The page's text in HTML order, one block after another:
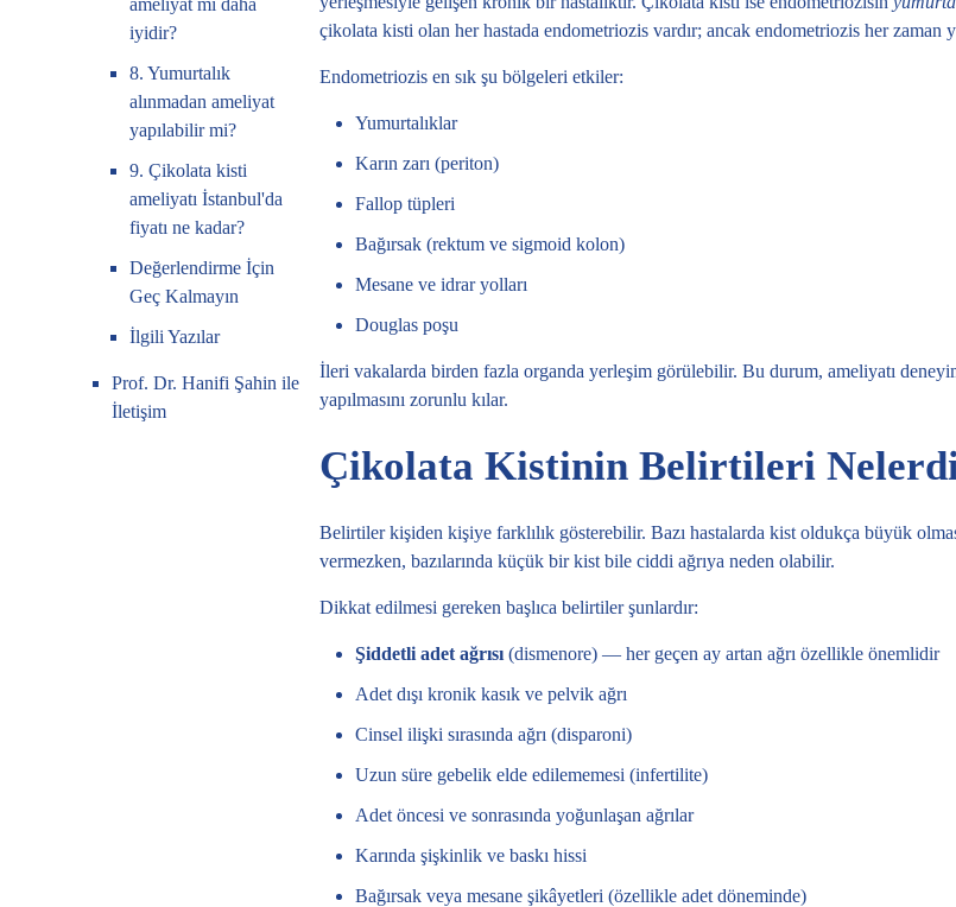
ameliyat mı daha
iyidir?
8. Yumurtalık
alınmadan ameliyat
yapılabilir mi?
9. Çikolata kisti
ameliyatı İstanbul'da
fiyatı ne kadar?
Değerlendirme İçin
Geç Kalmayın
İlgili Yazılar
Prof. Dr. Hanifi Şahin ile
İletişim
çikolata kisti olan her hastada endometriozis vardır; ancak endometriozis her zaman
Endometriozis en sık şu bölgeleri etkiler:
Yumurtalıklar
Karın zarı (periton)
Fallop tüpleri
Bağırsak (rektum ve sigmoid kolon)
Mesane ve idrar yolları
Douglas poşu
İleri vakalarda birden fazla organda yerleşim görülebilir. Bu durum, ameliyatı
yapılmasını zorunlu kılar.
Çikolata Kistinin Belirtileri
Belirtiler kişiden kişiye farklılık gösterebilir. Bazı hastalarda kist oldukça büyük
vermezken, bazılarında küçük bir kist bile ciddi ağrıya neden olabilir.
Dikkat edilmesi gereken başlıca belirtiler şunlardır:
Şiddetli adet ağrısı(dismenore) — her geçen ay artan ağrı özellikle önemlidir
Adet dışı kronik kasık ve pelvik ağrı
Cinsel ilişki sırasında ağrı (disparoni)
Uzun süre gebelik elde edilememesi (infertilite)
Adet öncesi ve sonrasında yoğunlaşan ağrılar
Karında şişkinlik ve baskı hissi
Bağırsak veya mesane şikâyetleri (özellikle adet döneminde)